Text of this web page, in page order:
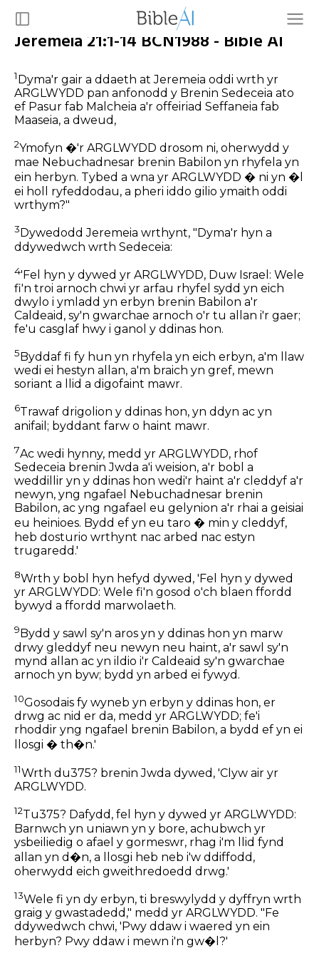
Jeremeia 21:1-14 BCN1988 - Bible AI
1Dyma'r gair a ddaeth at Jeremeia oddi wrth yr
ARGLWYDD pan anfonodd y Brenin Sedeceia ato
ef Pasur fab Malcheia a'r offeiriad Seffaneia fab
Maaseia, a dweud,
2Ymofyn �'r ARGLWYDD drosom ni, oherwydd y
mae Nebuchadnesar brenin Babilon yn rhyfela yn
ein herbyn. Tybed a wna yr ARGLWYDD � ni yn �l
ei holl ryfeddodau, a pheri iddo gilio ymaith oddi
wrthym?"
3 Dywedodd Jeremeia wrthynt, "Dyma'r hyn a
ddywedwch wrth Sedeceia:
4'Fel hyn y dywed yr ARGLWYDD, Duw Israel: Wele
fi'n troi arnoch chwi yr arfau rhyfel sydd yn eich
dwylo i ymladd yn erbyn brenin Babilon a'r
Caldeaid, sy'n gwarchae arnoch o'r tu allan i'r gaer;
fe'u casglaf hwy i ganol y ddinas hon.
5 Byddaf fi fy hun yn rhyfela yn eich erbyn, a'm llaw
wedi ei hestyn allan, a'm braich yn gref, mewn
soriant a llid a digofaint mawr.
6Trawaf drigolion y ddinas hon, yn ddyn ac yn
anifail; byddant farw o haint mawr.
7Ac wedi hynny, medd yr ARGLWYDD, rhof
Sedeceia brenin Jwda a'i weision, a'r bobl a
weddillir yn y ddinas hon wedi'r haint a'r cleddyf a'r
newyn, yng ngafael Nebuchadnesar brenin
Babilon, ac yng ngafael eu gelynion a'r rhai a geisiai
eu heinioes. Bydd ef yn eu taro � min y cleddyf,
heb dosturio wrthynt nac arbed nac estyn
trugaredd.'
8Wrth y bobl hyn hefyd dywed, 'Fel hyn y dywed
yr ARGLWYDD: Wele fi'n gosod o'ch blaen ffordd
bywyd a ffordd marwolaeth.
9 Bydd y sawl sy'n aros yn y ddinas hon yn marw
drwy gleddyf neu newyn neu haint, a'r sawl sy'n
mynd allan ac yn ildio i'r Caldeaid sy'n gwarchae
arnoch yn byw; bydd yn arbed ei fywyd.
10Gosodais fy wyneb yn erbyn y ddinas hon, er
drwg ac nid er da, medd yr ARGLWYDD; fe'i
rhoddir yng ngafael brenin Babilon, a bydd ef yn ei
llosgi � th�n.'
11Wrth du375? brenin Jwda dywed, 'Clyw air yr
ARGLWYDD.
12Tu375? Dafydd, fel hyn y dywed yr ARGLWYDD:
Barnwch yn uniawn yn y bore, achubwch yr
ysbeiliedig o afael y gormeswr, rhag i'm llid fynd
allan yn d�n, a llosgi heb neb i'w ddiffodd,
oherwydd eich gweithredoedd drwg.'
13Wele fi yn dy erbyn, ti breswylydd y dyffryn wrth
graig y gwastadedd," medd yr ARGLWYDD. "Fe
ddywedwch chwi, 'Pwy ddaw i waered yn ein
herbyn? Pwy ddaw i mewn i'n gw�l?'